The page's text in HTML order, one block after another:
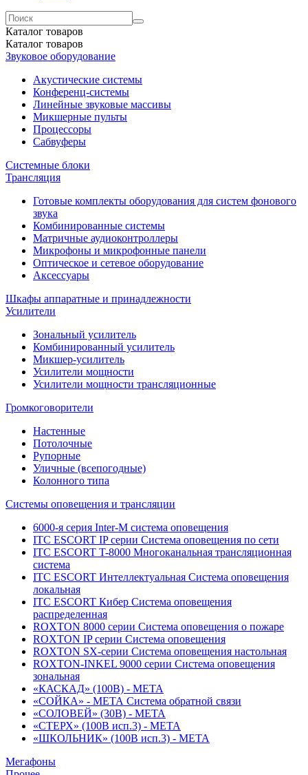
Каталог товаров
Каталог товаров
Звуковое оборудование
Акустические системы
Конференц-системы
Линейные звуковые массивы
Микшерные пульты
Процессоры
Сабвуферы
Системные блоки
Трансляция
Готовые комплекты оборудования для систем фонового
звука
Комбинированные системы
Матричные аудиоконтроллеры
Микрофоны и микрофонные панели
Оптическое и сетевое оборудование
Аксессуары
Шкафы аппаратные и принадлежности
Усилители
Зональный усилитель
Комбинированный усилитель
Микшер-усилитель
Усилители мощности
Усилители мощности трансляционные
Громкоговорители
Настенные
Потолочные
Рупорные
Уличные (всепогодные)
Колонного типа
Системы оповещения и трансляции
6000-я серия Inter-M система оповещения
ITC ESCORT IP серии Система оповещения по сети
ITC ESCORT T-8000 Многоканальная трансляционная
система
ITC ESCORT Интеллектуальная Система оповещения
локальная
ITC ESCORT Кибер Система оповещения
распределенная
ROXTON 8000 серии Система оповещения о пожаре
ROXTON IP серии Система оповещения
ROXTON SX-серии Система оповещения настольная
ROXTON-INKEL 9000 серии Система оповещения
зональная
«КАСКАД» (100В) - МЕТА
«СОЙКА» - МЕТА Система обратной связи
«СОЛОВЕЙ» (30В) - МЕТА
«СТЕРХ» (100В исп.3) - МЕТА
«ШКОЛЬНИК» (100В исп.3) - МЕТА
Мегафоны